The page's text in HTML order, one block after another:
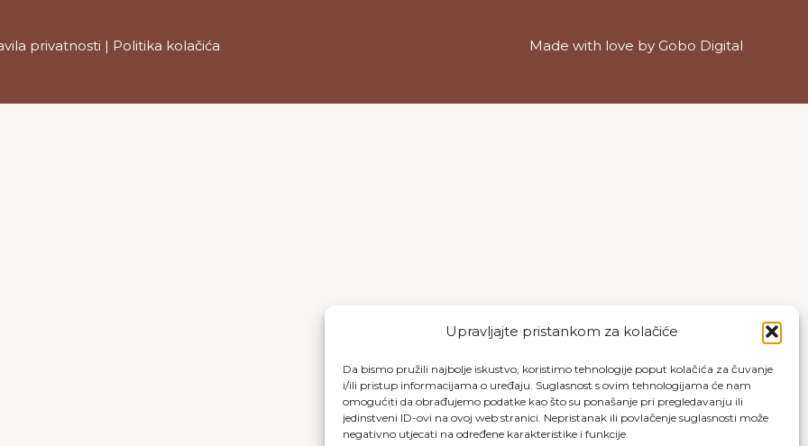
Upravljajte pristankom za kolačiće
Da bismo pružili najbolje iskustvo, koristimo tehnologije poput kolačića za čuvanje
i/ili pristup informacijama o uređaju. Suglasnost s ovim tehnologijama će nam
omogućiti da obrađujemo podatke kao što su ponašanje pri pregledavanju ili
jedinstveni ID-ovi na ovoj web stranici. Nepristanak ili povlačenje suglasnosti može
negativno utjecati na određene karakteristike i funkcije.
privatnosti | Politika kolačića Made with love by Gobo Digital